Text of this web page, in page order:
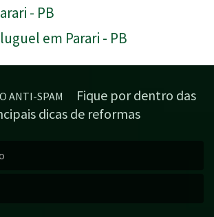
- PB
em Parari - PB
ANTI-SPAM
Fique por dentro das
dicas de reformas